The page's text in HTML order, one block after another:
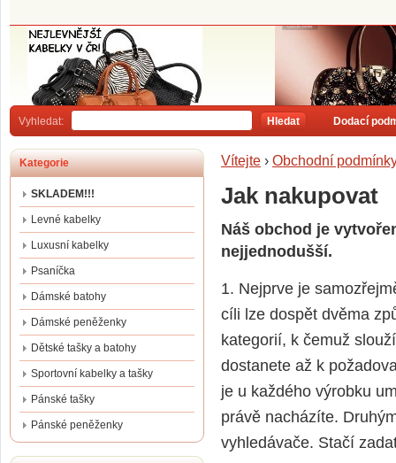
Vyhledat: Hledat Dodací
Vítejte › Obchodní
Jak nakupovat
Náš obchod je
nejjednodušší.
1. Nejprve je
cíli lze dospět dvěma
kategorií, k čemuž
dostanete až k
je u každého výrobku
právě nacházíte.
vyhledávače. Stačí
Kategorie
SKLADEM!!!
Levné kabelky
Luxusní kabelky
Psaníčka
Dámské batohy
Dámské peněženky
Dětské tašky a batohy
Sportovní kabelky a tašky
Pánské tašky
Pánské peněženky